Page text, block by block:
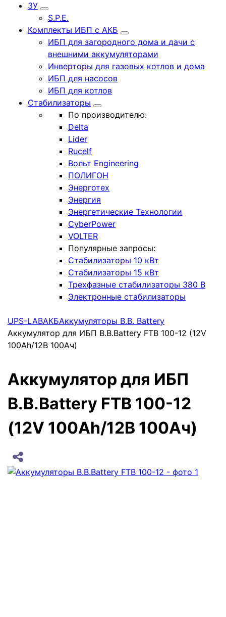
ЗУ
S.P.E.
Комплекты ИБП с АКБ
ИБП для загородного дома и дачи с
внешними аккумуляторами
Инверторы для газовых котлов и дома
ИБП для насосов
ИБП для котлов
Стабилизаторы
По производителю:
Delta
Lider
Rucelf
Вольт Engineering
ПОЛИГОН
Энерготех
Энергия
Энергетические Технологии
CyberPower
VOLTER
Популярные запросы:
Стабилизаторы 10 кВт
Стабилизаторы 15 кВт
Трехфазные стабилизаторы 380 В
Электронные стабилизаторы
UPS-LABАКБАккумуляторы B.B. Battery
Аккумулятор для ИБП B.B.Battery FTB 100-12 (12V
100Ah/12В 100Ач)
Аккумулятор для ИБП
B.B.Battery FTB 100-12
(12V 100Ah/12В 100Ач)